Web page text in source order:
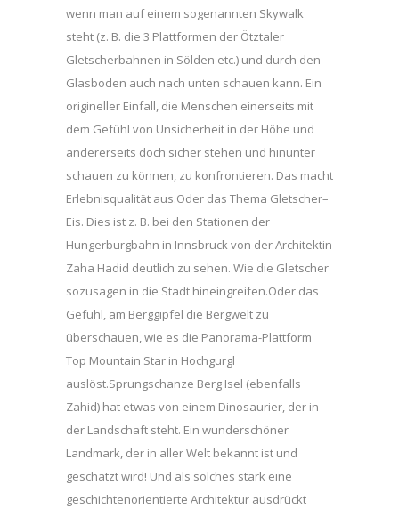
wenn man auf einem sogenannten Skywalk
steht (z. B. die 3 Plattformen der Ötztaler
Gletscherbahnen in Sölden etc.) und durch den
Glasboden auch nach unten schauen kann. Ein
origineller Einfall, die Menschen einerseits mit
dem Gefühl von Unsicherheit in der Höhe und
andererseits doch sicher stehen und hinunter
schauen zu können, zu konfrontieren. Das macht
Erlebnisqualität aus.Oder das Thema Gletscher–
Eis. Dies ist z. B. bei den Stationen der
Hungerburgbahn in Innsbruck von der Architektin
Zaha Hadid deutlich zu sehen. Wie die Gletscher
sozusagen in die Stadt hineingreifen.Oder das
Gefühl, am Berggipfel die Bergwelt zu
überschauen, wie es die Panorama-Plattform
Top Mountain Star in Hochgurgl
auslöst.Sprungschanze Berg Isel (ebenfalls
Zahid) hat etwas von einem Dinosaurier, der in
der Landschaft steht. Ein wunderschöner
Landmark, der in aller Welt bekannt ist und
geschätzt wird! Und als solches stark eine
geschichtenorientierte Architektur ausdrückt